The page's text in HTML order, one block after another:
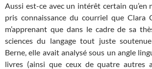
Aussi est-ce avec un intérêt certain qu’en
pris connaissance du courriel que Clara
m’apprenant que dans le cadre de sa
sciences du langage tout juste
Berne, elle avait analysé sous un angle
livres (ainsi que ceux de quatre autres